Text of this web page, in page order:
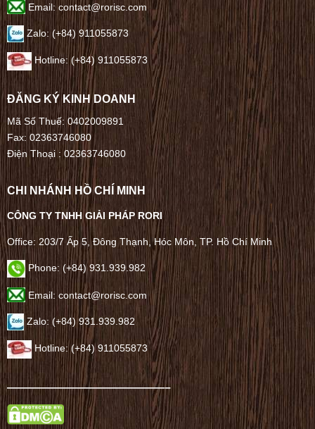
Email: contact@rorisc.com
Zalo: (+84) 911055873
Hotline: (+84) 911055873
ĐĂNG KÝ KINH DOANH
Mã Số Thuế: 0402009891
Fax: 02363746080
Điện Thoại :02363746080
CHI NHÁNH HỒ CHÍ MINH
CÔNG TY TNHH GIẢI PHÁP RORI
Office: 203/7 Ấp 5, Đông Thạnh, Hóc Môn, TP. Hồ Chí Minh
Phone: (+84) 931.939.982
Email: contact@rorisc.com
Zalo: (+84) 931.939.982
Hotline: (+84) 911055873
——————————————–